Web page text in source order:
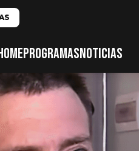
PROGRAMASNOTICIAS